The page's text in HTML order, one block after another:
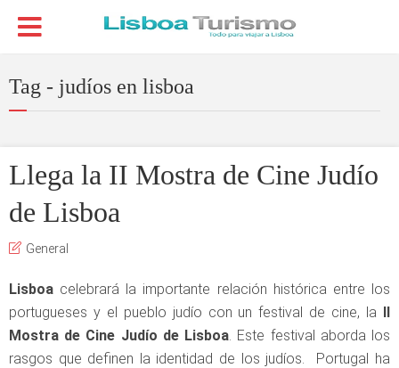
Tag - judíos en lisboa
Llega la II Mostra de Cine Judío
de Lisboa
General
Lisboa celebrará la importante relación histórica entre los
portugueses y el pueblo judío con un festival de cine, la II
Mostra de Cine Judío de Lisboa. Este festival aborda los
rasgos que definen la identidad de los judíos. Portugal ha